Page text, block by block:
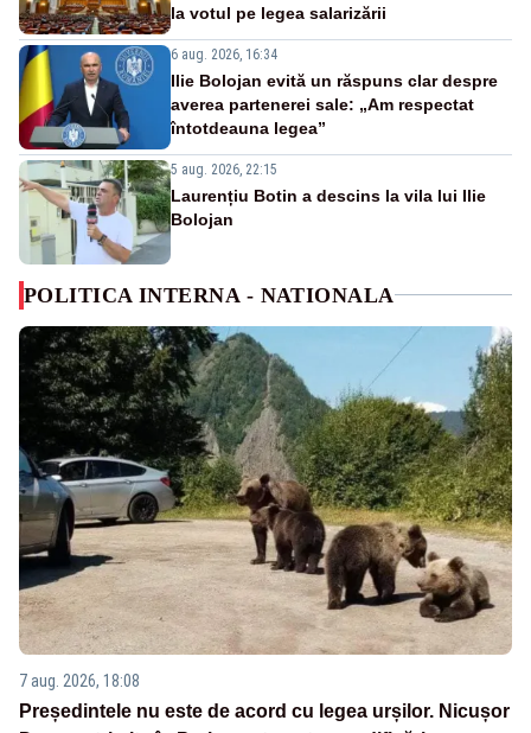
la votul pe legea salarizării
6 aug. 2026, 16:34
Ilie Bolojan evită un răspuns clar despre
averea partenerei sale: „Am respectat
întotdeauna legea”
5 aug. 2026, 22:15
Laurențiu Botin a descins la vila lui Ilie
Bolojan
POLITICA INTERNA - NATIONALA
7 aug. 2026, 18:08
Președintele nu este de acord cu legea urșilor. Nicușor